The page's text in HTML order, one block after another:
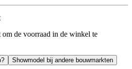
de voorraad in de winkel te
Showmodel bij andere bouwmarkten